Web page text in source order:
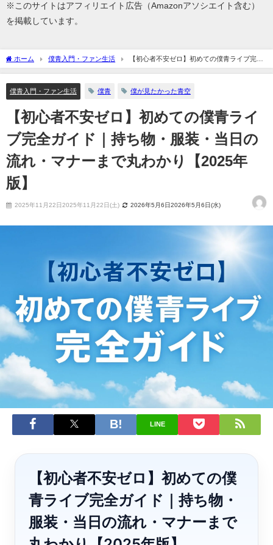
※このサイトはアフィリエイト広告（Amazonアソシエイト含む）
を掲載しています。
ホーム 僕青入門・ファン生活
【初心者不安ゼロ】初めての僕青ライブ完全
僕青入門・ファン生活 僕青 僕が見たかった青空
【初心者不安ゼロ】初めての僕青ライ
ブ完全ガイド｜持ち物・服装・当日の
流れ・マナーまで丸わかり【2025年
版】
2025年11月22日2025年11月22日(土) 2026年5月6日2026年5月6日(水)
LINE
【初心者不安ゼロ】初めての僕
青ライブ完全ガイド｜持ち物・
服装・当日の流れ・マナーまで